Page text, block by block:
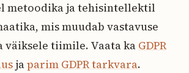
metoodika ja tehisintellektil
mis muudab vastavuse
väiksele tiimile. Vaata ka GDPR
japarim GDPR tarkvara.